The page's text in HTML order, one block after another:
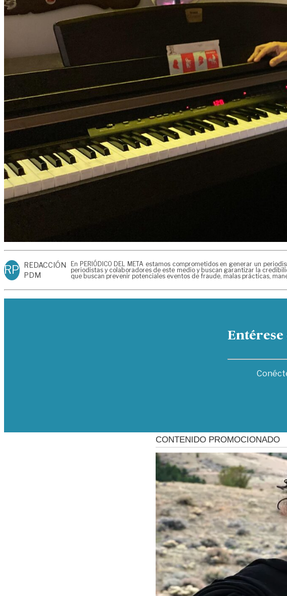
RP REDACCIÓN
PDM
En PERIÓDICO DEL META estamos comprometidos en generar un
periodistas y colaboradores de este medio y buscan garantizar la
que buscan prevenir potenciales eventos de fraude, malas prácticas,